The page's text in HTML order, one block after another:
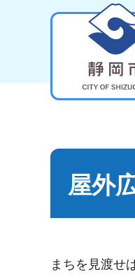
屋外
まちを見渡せ